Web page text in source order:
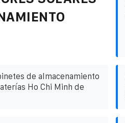
de almacenamiento
Ho Chi Minh de